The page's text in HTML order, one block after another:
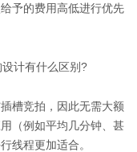
予的费用高低进行优先
槽竞拍，因此无需大额
（例如平均几分钟、甚
线程更加适合。